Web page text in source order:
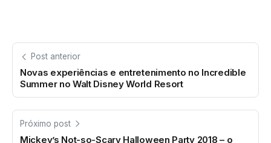
Post anterior
Novas experiências e entretenimento no Incredible
Summer no Walt Disney World Resort
Próximo post
Mickey’s Not-so-Scary Halloween Party 2018 – o